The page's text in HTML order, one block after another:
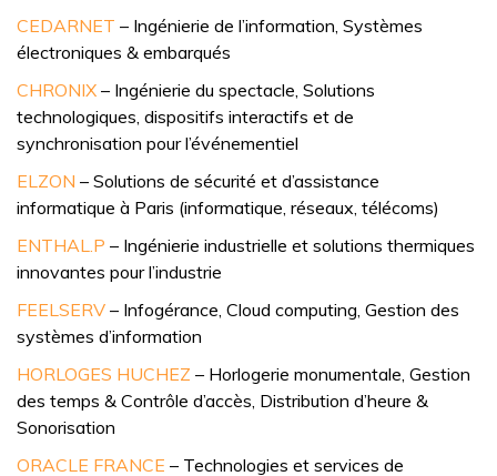
CEDARNET – Ingénierie de l’information, Systèmes
électroniques & embarqués
CHRONIX – Ingénierie du spectacle, Solutions
technologiques, dispositifs interactifs et de
synchronisation pour l’événementiel
ELZON – Solutions de sécurité et d’assistance
informatique à Paris (informatique, réseaux, télécoms)
ENTHAL.P – Ingénierie industrielle et solutions thermiques
innovantes pour l’industrie
FEELSERV – Infogérance, Cloud computing, Gestion des
systèmes d’information
HORLOGES HUCHEZ – Horlogerie monumentale, Gestion
des temps & Contrôle d’accès, Distribution d’heure &
Sonorisation
ORACLE FRANCE – Technologies et services de